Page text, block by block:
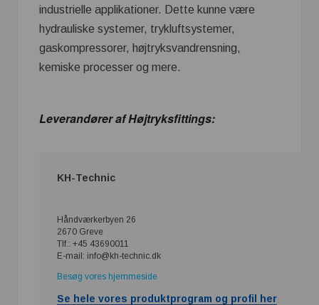
industrielle applikationer. Dette kunne være
hydrauliske systemer, trykluftsystemer,
gaskompressorer, højtryksvandrensning,
kemiske processer og mere.
Leverandører af Højtryksfittings:
KH-Technic
Håndværkerbyen 26
2670 Greve
Tlf.: +45 43690011
E-mail: info@kh-technic.dk
Besøg vores hjemmeside
Se hele vores produktprogram og profil her